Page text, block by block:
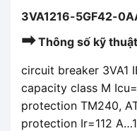
3VA1216-5GF42-
➡Thông số kỹ
circuit breaker 3VA1
capacity class M
protection TM240,
protection Ir=112